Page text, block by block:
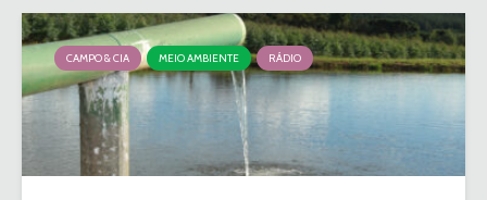
CAMPO & CIA MEIO AMBIENTE RÁDIO